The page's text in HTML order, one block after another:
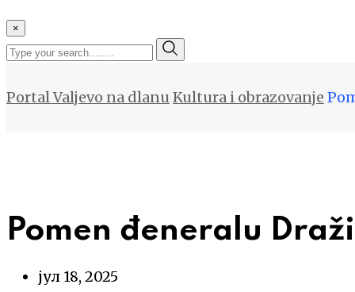
×
Portal Valjevo na dlanu Kultura i obrazovanje
Pomen đeneralu
јул 18, 2025